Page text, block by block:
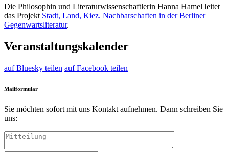
Die Philosophin und Literaturwissenschaftlerin Hanna Hamel leitet
das Projekt Stadt, Land, Kiez. Nachbarschaften in der Berliner
Gegenwartsliteratur.
Veranstaltungskalender
auf Bluesky teilen auf Facebook teilen
Mailformular
Sie möchten sofort mit uns Kontakt aufnehmen. Dann schreiben Sie
uns: